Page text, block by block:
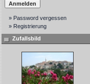
» Password vergessen
» Registrierung
Zufallsbild